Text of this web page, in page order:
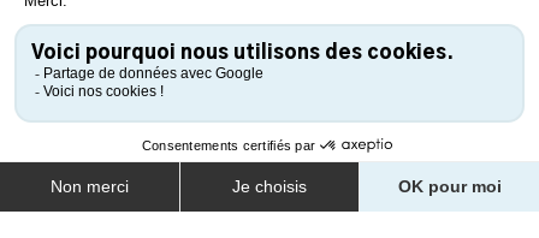
NOIRMOUTIER-EN-L'ÎLE
Labaya - Bar artistique
et musical